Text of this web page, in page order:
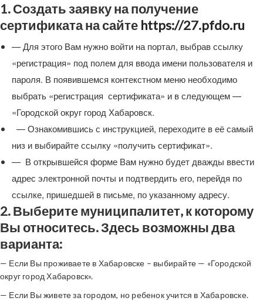
1. Создать заявку на получение
сертификата на сайте https://27.pfdo.ru
— Для этого Вам нужно войти на портал, выбрав ссылку
«регистрация» под полем для ввода имени пользователя и
пароля. В появившемся контекстном меню необходимо
выбрать «регистрация сертификата» и в следующем —
«Городской округ город Хабаровск.
— Ознакомившись с инструкцией, переходите в её самый
низ и выбирайте ссылку «получить сертификат».
— В открывшейся форме Вам нужно будет дважды ввести
адрес электронной почты и подтвердить его, перейдя по
ссылке, пришедшей в письме, по указанному адресу.
2. Выберите муниципалитет, к которому
Вы относитесь. Здесь возможны два
варианта:
— Если Вы проживаете в Хабаровске – выбирайте — «Городской
округ город Хабаровск».
— Если Вы живете за городом, но ребенок учится в Хабаровске.